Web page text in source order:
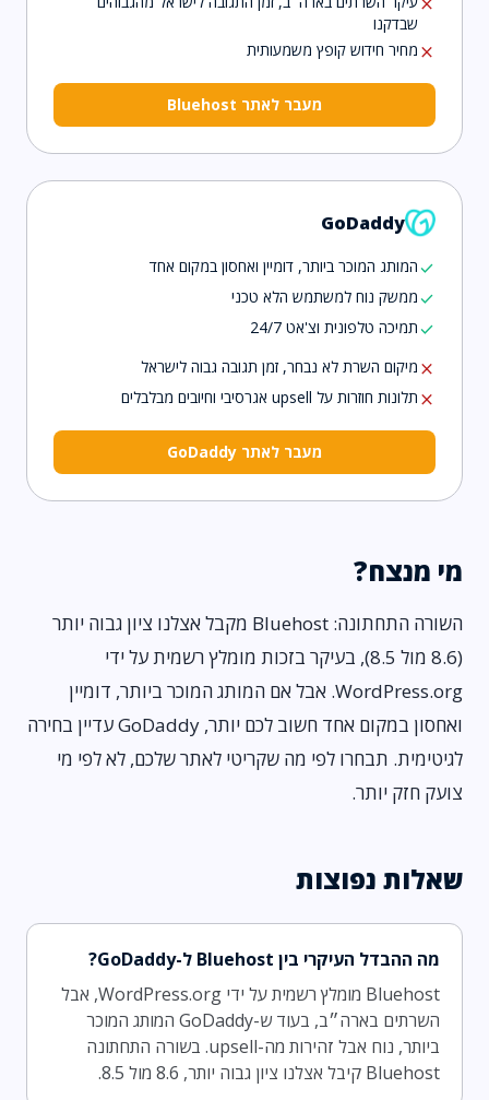
close
שבדקנו
close מחיר חידוש קופץ משמעותית
מעבר לאתר Bluehost
GoDaddy
checkהמותג המוכר ביותר, דומיין ואחסון במקום אחד
checkממשק נוח למשתמש הלא טכני
checkתמיכה טלפונית וצ'אט 24/7
close מיקום השרת לא נבחר, זמן תגובה גבוה לישראל
close תלונות חוזרות על upsell אגרסיבי וחיובים מבלבלים
מעבר לאתר GoDaddy
מי מנצח?
השורה התחתונה: Bluehost מקבל אצלנו ציון גבוה יותר
(8.6 מול 8.5), בעיקר בזכות מומלץ רשמית על ידי
WordPress.org. אבל אם המותג המוכר ביותר, דומיין
ואחסון במקום אחד חשוב לכם יותר, GoDaddy עדיין בחירה
לגיטימית. תבחרו לפי מה שקריטי לאתר שלכם, לא לפי מי
צועק חזק יותר.
שאלות נפוצות
מה ההבדל העיקרי בין Bluehost ל-GoDaddy?
Bluehost מומלץ רשמית על ידי WordPress.org, אבל
השרתים בארה״ב, בעוד ש-GoDaddy המותג המוכר
ביותר, נוח אבל זהירות מה-upsell. בשורה התחתונה
Bluehost קיבל אצלנו ציון גבוה יותר, 8.6 מול 8.5.